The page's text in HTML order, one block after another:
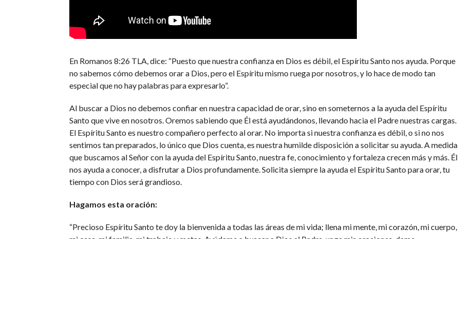
En Romanos 8:26 TLA, dice: “Puesto que nuestra confianza en Dios es débil, el Espíritu Santo nos ayuda. Porque
no sabemos cómo debemos orar a Dios, pero el Espíritu mismo ruega por nosotros, y lo hace de modo tan
especial que no hay palabras para expresarlo”.
Al buscar a Dios no debemos confiar en nuestra capacidad de orar, sino en someternos a la ayuda del Espíritu
Santo que vive en nosotros. Oremos sabiendo que Él está ayudándonos, llevando hacia el Padre nuestras cargas.
El Espíritu Santo es nuestro compañero perfecto al orar. No importa si nuestra confianza es débil, o si no nos
sentimos tan preparados, lo único que Dios cuenta, es nuestra humilde disposición a solicitar su ayuda. A medida
que buscamos al Señor con la ayuda del Espíritu Santo, nuestra fe, conocimiento y fortaleza crecen más y más. Él
nos ayuda a conocer, a disfrutar a Dios profundamente. Solicita siempre la ayuda el Espíritu Santo para orar, tu
tiempo con Dios será grandioso.
Hagamos esta oración:
“Precioso Espíritu Santo te doy la bienvenida a todas las áreas de mi vida; llena mi mente, mi corazón, mi cuerpo,
mi casa, mi familia, mi trabajo y metas. Ayúdame a buscar a Dios el Padre, unge mis oraciones, dame